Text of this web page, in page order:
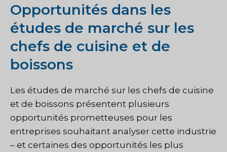
Opportunités dans les
études de marché sur les
chefs de cuisine et de
boissons
Les études de marché sur les chefs de cuisine
et de boissons présentent plusieurs
opportunités prometteuses pour les
entreprises souhaitant analyser cette industrie
– et certaines des opportunités les plus